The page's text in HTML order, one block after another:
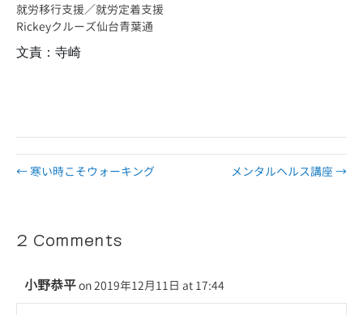
就労移行支援／就労定着支援
Rickeyクルーズ仙台青葉通
文責：寺崎
← 寒い時こそウォーキング メンタルヘルス講座 →
2 Comments
小野恭平on 2019年12月11日 at 17:44